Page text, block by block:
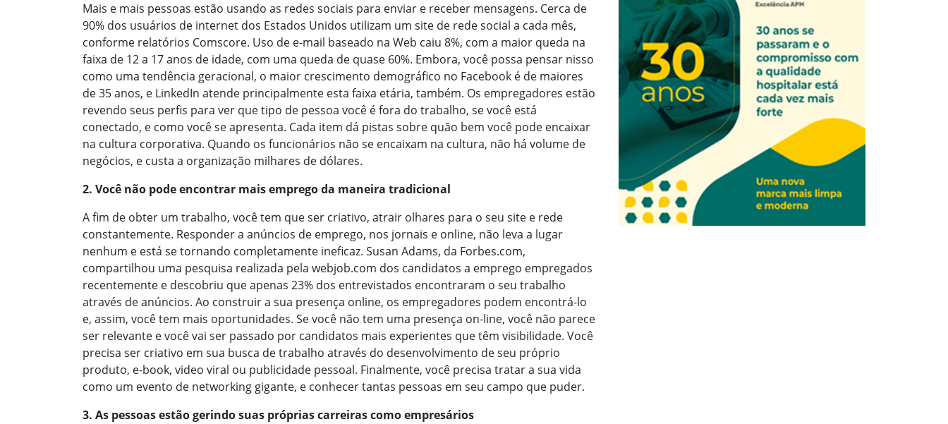
Mais e mais pessoas estão usando as redes sociais para enviar e receber mensagens. Cerca de
90% dos usuários de internet dos Estados Unidos utilizam um site de rede social a cada mês,
conforme relatórios Comscore. Uso de e-mail baseado na Web caiu 8%, com a maior queda na
faixa de 12 a 17 anos de idade, com uma queda de quase 60%. Embora, você possa pensar nisso
como uma tendência geracional, o maior crescimento demográfico no Facebook é de maiores
de 35 anos, e LinkedIn atende principalmente esta faixa etária, também. Os empregadores estão
revendo seus perfis para ver que tipo de pessoa você é fora do trabalho, se você está
conectado, e como você se apresenta. Cada item dá pistas sobre quão bem você pode encaixar
na cultura corporativa. Quando os funcionários não se encaixam na cultura, não há volume de
negócios, e custa a organização milhares de dólares.
2. Você não pode encontrar mais emprego da maneira tradicional
A fim de obter um trabalho, você tem que ser criativo, atrair olhares para o seu site e rede
constantemente. Responder a anúncios de emprego, nos jornais e online, não leva a lugar
nenhum e está se tornando completamente ineficaz. Susan Adams, da Forbes.com,
compartilhou uma pesquisa realizada pela webjob.com dos candidatos a emprego empregados
recentemente e descobriu que apenas 23% dos entrevistados encontraram o seu trabalho
através de anúncios. Ao construir a sua presença online, os empregadores podem encontrá-lo
e, assim, você tem mais oportunidades. Se você não tem uma presença on-line, você não parece
ser relevante e você vai ser passado por candidatos mais experientes que têm visibilidade. Você
precisa ser criativo em sua busca de trabalho através do desenvolvimento de seu próprio
produto, e-book, video viral ou publicidade pessoal. Finalmente, você precisa tratar a sua vida
como um evento de networking gigante, e conhecer tantas pessoas em seu campo que puder.
3. As pessoas estão gerindo suas próprias carreiras como empresários